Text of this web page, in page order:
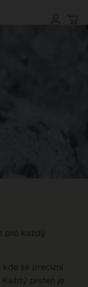
pro každý
se precizní
prsten je